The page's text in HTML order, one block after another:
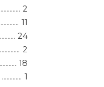
2
11
24
2
18
1